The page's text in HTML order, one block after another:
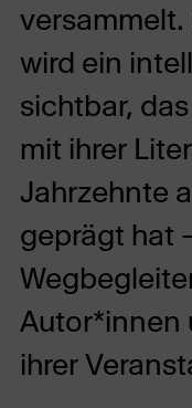
wird ein
sichtbar,
mit ihrer
Jahrzehnte
geprägt hat
Autor*innen
ihrer